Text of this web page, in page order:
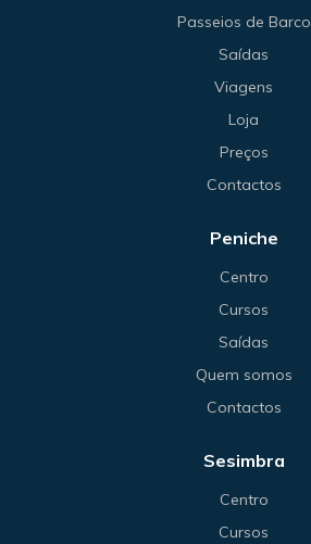
Passeios de Barco
Saídas
Viagens
Loja
Preços
Contactos
Peniche
Centro
Cursos
Saídas
Quem somos
Contactos
Sesimbra
Centro
Cursos